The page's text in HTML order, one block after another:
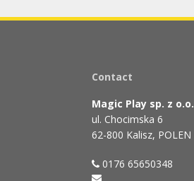
Contact
Magic Play sp. z o.o.
ul. Chocimska 6
62-800 Kalisz, POLEN
0176 65650348